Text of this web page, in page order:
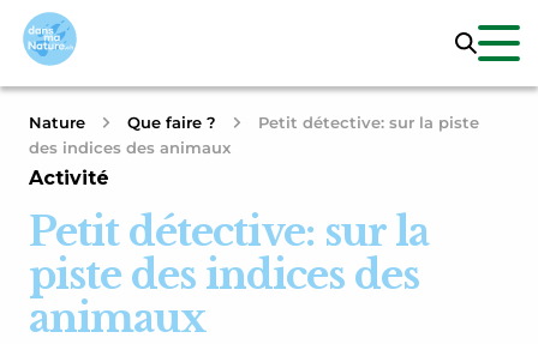
Nature Que faire ?
Petit détective: sur la piste
des indices des animaux
Activité
Petit détective: sur la
piste des indices des
animaux